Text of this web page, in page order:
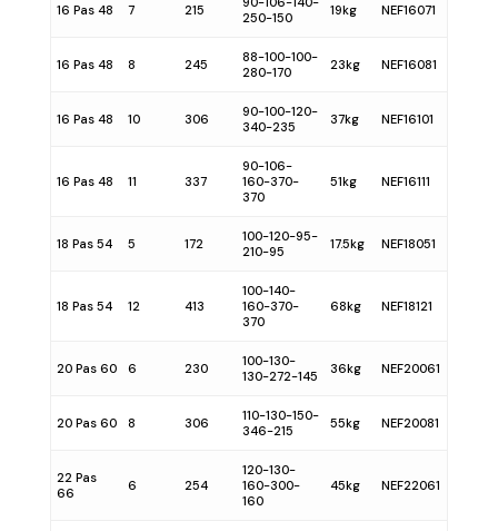
16 Pas 48 7 215
250-150
19kg NEF16071
16 Pas 48 8 245
88-100-100-
280-170
23kg NEF16081
16 Pas 48 10 306
90-100-120-
340-235
37kg NEF16101
16 Pas 48 11 337
90-106-
160-370-
370
51kg NEF16111
18 Pas 54 5 172
100-120-95-
210-95
17.5kg NEF18051
18 Pas 54 12 413
100-140-
160-370-
370
68kg NEF18121
20 Pas 60 6 230
100-130-
130-272-145
36kg NEF20061
20 Pas 60 8 306
110-130-150-
346-215
55kg NEF20081
22 Pas
66
6 254
120-130-
160-300-
160
45kg NEF22061